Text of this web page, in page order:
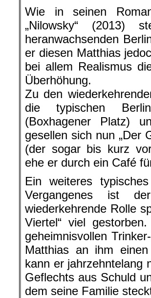
Wie in seinen
„Nilowsky“ (2013)
heranwachsenden
er diesen Matthias
bei allem Realismus
Überhöhung.
Zu den
die typischen
(Boxhagener Platz)
gesellen sich nun „Der
(der sogar bis kurz
ehe er durch ein Café
Ein weiteres
Vergangenes ist
wiederkehrende Rolle
Viertel“ viel
geheimnisvollen
Matthias an ihm
kann er jahrzehntelang
Geflechts aus Schuld
dem seine Familie